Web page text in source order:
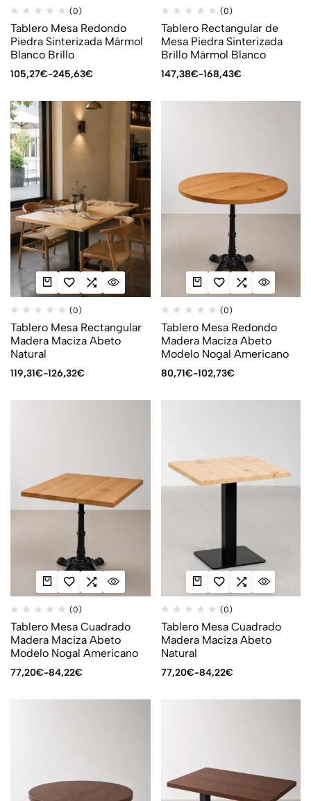
(0)
Tablero Mesa Redondo
Piedra Sinterizada Mármol
Blanco Brillo
105,27€-245,63€
(0)
Tablero Rectangular de
Mesa Piedra Sinterizada
Brillo Mármol Blanco
147,38€-168,43€
(0)
Tablero Mesa Rectangular
Madera Maciza Abeto
Natural
119,31€-126,32€
(0)
Tablero Mesa Redondo
Madera Maciza Abeto
Modelo Nogal Americano
80,71€-102,73€
(0)
Tablero Mesa Cuadrado
Madera Maciza Abeto
Modelo Nogal Americano
77,20€-84,22€
(0)
Tablero Mesa Cuadrado
Madera Maciza Abeto
Natural
77,20€-84,22€